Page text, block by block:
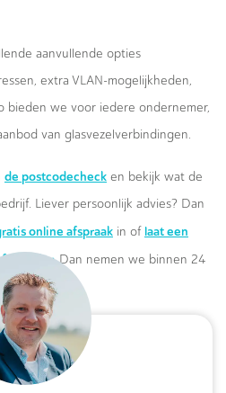
aanvullende opties
extra VLAN-mogelijkheden,
bieden we voor iedere ondernemer,
van glasvezelverbindingen.
de postcodecheck en bekijk wat de
Liever persoonlijk advies? Dan
online afspraak in of laat een
Dan nemen we binnen 24